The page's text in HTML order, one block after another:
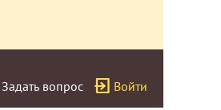
Задать вопрос Войти